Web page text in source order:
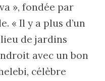
», fondée par
« Il y a plus d’un
de jardins
avec un bon
célèbre